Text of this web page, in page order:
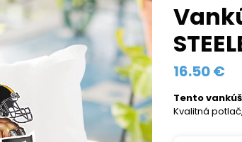
16.50€
Tento
Kvalitná